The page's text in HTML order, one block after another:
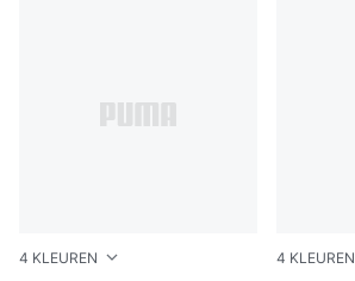
4 KLEUREN 4 KLEUREN